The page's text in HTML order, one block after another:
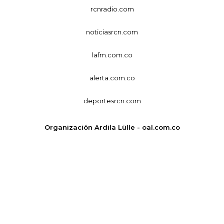
rcnradio.com
noticiasrcn.com
lafm.com.co
alerta.com.co
deportesrcn.com
Organización Ardila Lülle - oal.com.co